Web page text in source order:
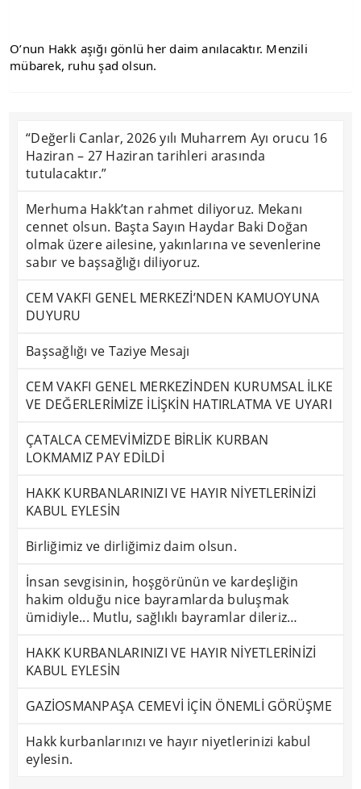
O’nun Hakk aşığı gönlü her daim anılacaktır. Menzili
mübarek, ruhu şad olsun.
“Değerli Canlar, 2026 yılı Muharrem Ayı orucu 16
Haziran – 27 Haziran tarihleri arasında
tutulacaktır.”
Merhuma Hakk’tan rahmet diliyoruz. Mekanı
cennet olsun. Başta Sayın Haydar Baki Doğan
olmak üzere ailesine, yakınlarına ve sevenlerine
sabır ve başsağlığı diliyoruz.
CEM VAKFI GENEL MERKEZİ’NDEN KAMUOYUNA
DUYURU
Başsağlığı ve Taziye Mesajı
CEM VAKFI GENEL MERKEZİNDEN KURUMSAL İLKE
VE DEĞERLERİMİZE İLİŞKİN HATIRLATMA VE UYARI
ÇATALCA CEMEVİMİZDE BİRLİK KURBAN
LOKMAMIZ PAY EDİLDİ
HAKK KURBANLARINIZI VE HAYIR NİYETLERİNİZİ
KABUL EYLESİN
Birliğimiz ve dirliğimiz daim olsun.
İnsan sevgisinin, hoşgörünün ve kardeşliğin
hakim olduğu nice bayramlarda buluşmak
ümidiyle... Mutlu, sağlıklı bayramlar dileriz…
HAKK KURBANLARINIZI VE HAYIR NİYETLERİNİZİ
KABUL EYLESİN
GAZİOSMANPAŞA CEMEVİ İÇİN ÖNEMLİ GÖRÜŞME
Hakk kurbanlarınızı ve hayır niyetlerinizi kabul
eylesin.